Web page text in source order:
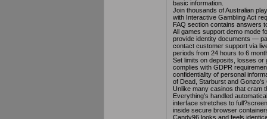
basic information.
Join thousands of Australian
with Interactive Gambling Act
FAQ section contains answers
All games support demo mode
provide identity documents —
contact customer support via
periods from 24 hours to 6
Set limits on deposits, losses or
complies with GDPR
confidentiality of personal
of Dead, Starburst and Gonzo's
Unlike many casinos that cram
Everything’s handled
interface stretches to
inside secure browser
Candy96 looks and feels